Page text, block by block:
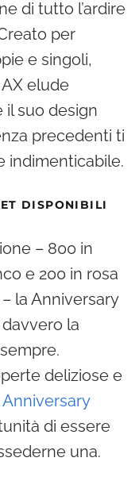
di tutto l’ardire
per
e singoli,
elude
il suo design
precedenti ti
indimenticabile.
DISPONIBILI
– 800 in
e 200 in rosa
la Anniversary
la
deliziose e
di essere
una.